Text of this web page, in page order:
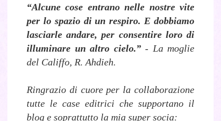
“Alcune cose entrano nelle nostre vite
per lo spazio di un respiro. E dobbiamo
lasciarle andare, per consentire loro di
illuminare un altro cielo.”- La moglie
del Califfo, R. Ahdieh.
Ringrazio di cuore per la collaborazione
tutte le case editrici che supportano il
blog e soprattutto la mia super socia: